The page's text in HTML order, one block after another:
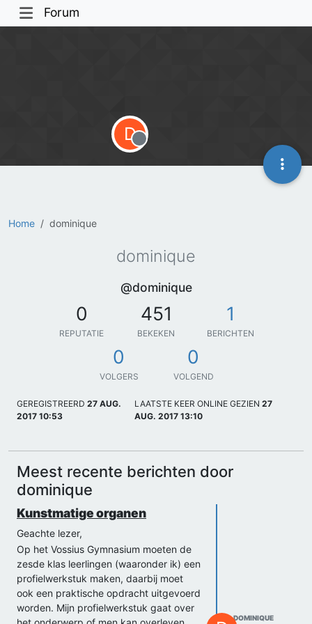
Forum
Home dominique
D
Offline
dominique
@dominique
0
REPUTATIE
451
BEKEKEN
1
BERICHTEN
0
VOLGERS
0
VOLGEND
GEREGISTREERD 27 AUG.
2017 10:53
LAATSTE KEER ONLINE GEZIEN 27
AUG. 2017 13:10
Meest recente berichten door
dominique
Kunstmatige organen
Geachte lezer,
Op het Vossius Gymnasium moeten de
zesde klas leerlingen (waaronder ik) een
profielwerkstuk maken, daarbij moet
ook een praktische opdracht uitgevoerd
worden. Mijn profielwerkstuk gaat over
DOMINIQUE